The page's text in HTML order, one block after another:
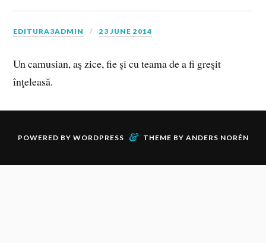
EDITURA3ADMIN 23 JUNE 2014
Un camusian, aş zice, fie şi cu teama de a fi greşit
înţeleasă.
POWERED BY WORDPRESS & THEME BY ANDERS NORÉN